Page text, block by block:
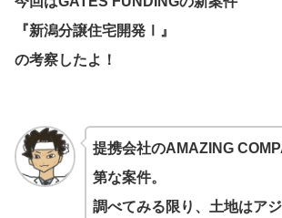
『新潟分譲住宅開発Ⅰ』
の考察したよ！
提携会社のAMAZING
第な案件。
調べてみる限り、土地はア